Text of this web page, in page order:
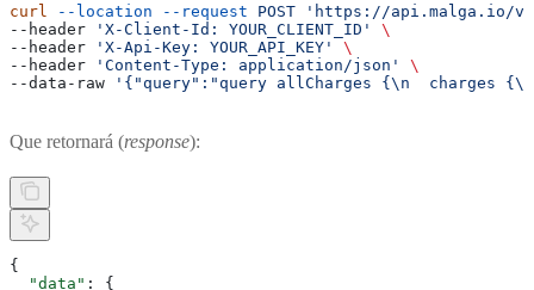
curl --location --request POST 'https://api.malga.io/
--header
'X-Client-Id: YOUR_CLIENT_ID'
\
--header
'X-Api-Key: YOUR_API_KEY'
\
--header
'Content-Type: application/json'
\
--data-raw
'{"query":"query allCharges {\n
Que retornará (response):
{
  "data"
: {